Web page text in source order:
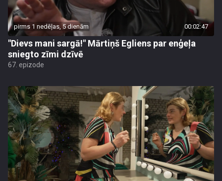
pirms 1 nedēļas, 5 dienām 00:02:47
"Dievs mani sargā!" Mārtiņš Egliens par enģeļa
sniegto zīmi dzīvē
67. epizode